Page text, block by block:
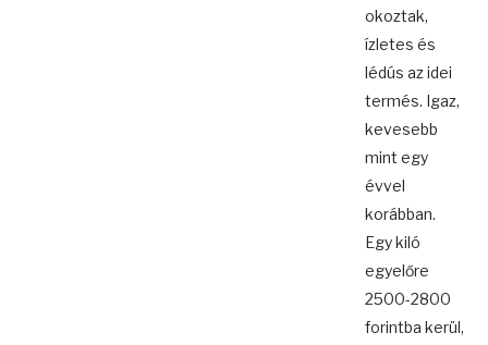
okoztak,
ízletes és
lédús az idei
termés. Igaz,
kevesebb
mint egy
évvel
korábban.
Egy kiló
egyelőre
2500-2800
forintba kerül,